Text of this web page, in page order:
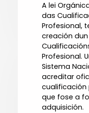
A lei
das
Profesional,
creación
Profesional.
Sistema
acreditar
cualificación
que fose a
adquisición.